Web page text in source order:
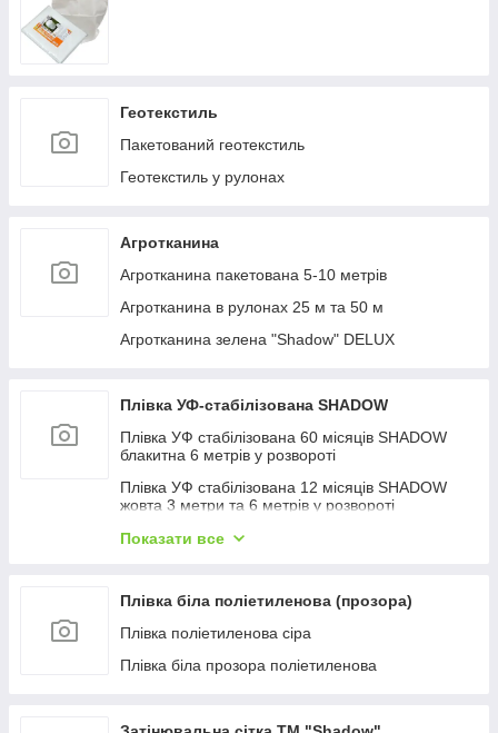
Геотекстиль
Пакетований геотекстиль
Геотекстиль у рулонах
Агротканина
Агротканина пакетована 5-10 метрів
Агротканина в рулонах 25 м та 50 м
Агротканина зелена "Shadow" DELUX
Плівка УФ-стабілізована SHADOW
Плівка УФ стабілізована 60 місяців SHADOW
блакитна 6 метрів у розвороті
Плівка УФ стабілізована 12 місяців SHADOW
жовта 3 метри та 6 метрів у розвороті
Плівка УФ стабілізована Shadow 24 місяці
рожева 3 метри та 6 метрів у розвороті
Плівка УФ стабілізована біла 6 метрів у
Показати все
Плівка біла поліетиленова (прозора)
Плівка поліетиленова сіра
Плівка біла прозора поліетиленова